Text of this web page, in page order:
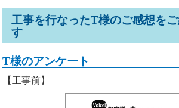
工事を行なったT様のご感想を
す
T様のアンケート
【工事前】